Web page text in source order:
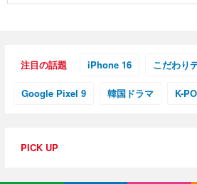
注目の話題 iPhone 16 こだわり
Google Pixel 9 韓国ドラマ K-
PICK UP